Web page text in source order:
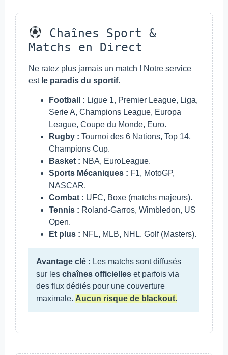
Chaînes Sport &
Matchs en Direct
Ne ratez plus jamais un match ! Notre service
est le paradis du sportif.
Football : Ligue 1, Premier League, Liga,
Serie A, Champions League, Europa
League, Coupe du Monde, Euro.
Rugby : Tournoi des 6 Nations, Top 14,
Champions Cup.
Basket : NBA, EuroLeague.
Sports Mécaniques : F1, MotoGP,
NASCAR.
Combat : UFC, Boxe (matchs majeurs).
Tennis : Roland-Garros, Wimbledon, US
Open.
Et plus : NFL, MLB, NHL, Golf (Masters).
Avantage clé : Les matchs sont diffusés
sur les chaînes officielles et parfois via
des flux dédiés pour une couverture
maximale. Aucun risque de blackout.